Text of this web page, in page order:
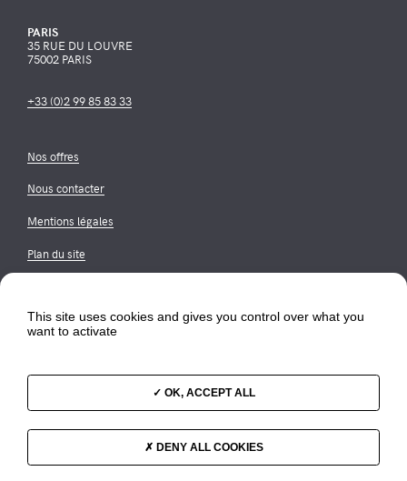
PARIS
35 RUE DU LOUVRE
75002 PARIS
+33 (0)2 99 85 83 33
Nos offres
Nous contacter
Mentions légales
Plan du site
LinkedIn
This site uses cookies and gives you control over what you
want to activate
OK, ACCEPT ALL
DENY ALL COOKIES